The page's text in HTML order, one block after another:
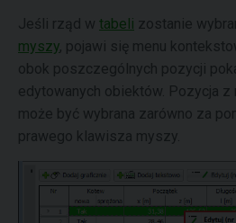
Jeśli rząd w tabeli zostanie
myszy, pojawi się menu
obok poszczególnych pozycji
edytowanych obiektów. Pozycja
może być wybrana zarówno za
prawego klawisza myszy.